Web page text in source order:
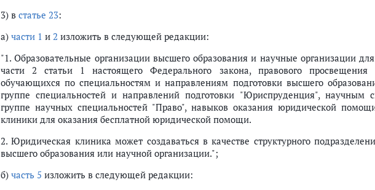
3) в статье 23:
а) части 1 и 2 изложить в следующей редакции:
"1. Образовательные организации высшего образования и научные организации
части 2 статьи 1 настоящего Федерального закона, правового
обучающихся по специальностям и направлениям подготовки высшего
группе специальностей и направлений подготовки "Юриспруденция", научным
группе научных специальностей "Право", навыков оказания юридической
клиники для оказания бесплатной юридической помощи.
2. Юридическая клиника может создаваться в качестве структурного
высшего образования или научной организации.";
б) часть 5 изложить в следующей редакции: